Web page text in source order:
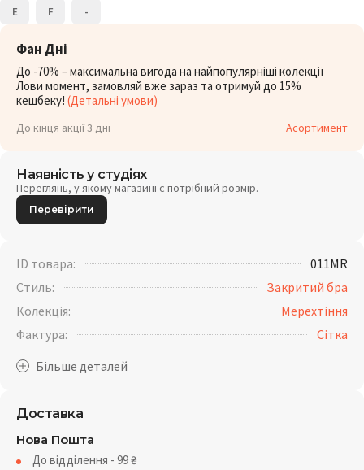
E F -
Фан Дні
До -70% – максимальна вигода на найпопулярніші колекції
Лови момент, замовляй вже зараз та отримуй до 15%
кешбеку! (Детальні умови)
До кінця акції 3 дні Асортимент
Наявність у студіях
Переглянь, у якому магазині є потрібний розмір.
Перевірити
ID товара:
011MR
Стиль:
Закритий бра
Колекція:
Мерехтіння
Фактура:
Сітка
Доставка
Нова Пошта
До відділення - 99₴